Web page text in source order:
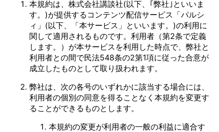
本規約は、株式会社講談社(以下、｢弊社｣といいま
す。)が提供するコンテンツ配信サービス「パルシ
ィ」(以下、「本サービス」といいます。)の利用に
関して適用されるものです。利用者（第2条で定義
します。）が本サービスを利用した時点で、弊社と
利用者との間で民法548条の2第1項に従った合意が
成立したものとして取り扱われます。
弊社は、次の各号のいずれかに該当する場合には、
利用者の個別の同意を得ることなく本規約を変更す
ることができるものとします。
本規約の変更が利用者の一般の利益に適合す